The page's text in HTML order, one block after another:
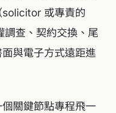
solicitor 或專責的
查、契約交換、尾
與電子方式遠距進
關鍵節點專程飛一